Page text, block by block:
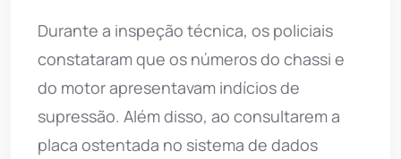
Durante a inspeção técnica, os policiais
constataram que os números do chassi e
do motor apresentavam indícios de
supressão. Além disso, ao consultarem a
placa ostentada no sistema de dados